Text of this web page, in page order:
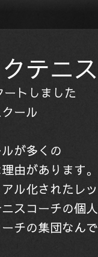
テニ
トしました
ール
が多くの
由があります。
化されたレッ
スコーチの個
チの集団なん